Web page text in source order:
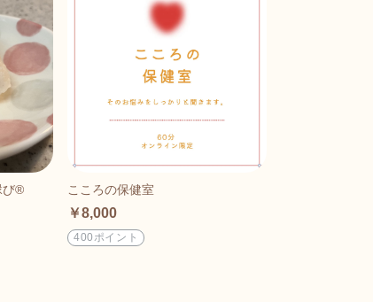
び®︎ こころの保健室
￥8,000
400ポイント